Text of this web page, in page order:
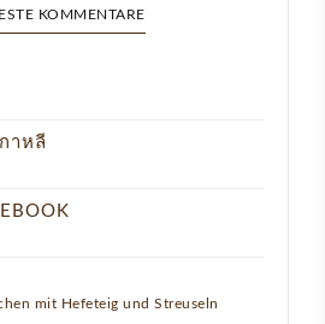
KOMMENTARE
าหลี
mit Hefeteig und Streuseln